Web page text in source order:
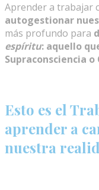
Aprender a trabajar
autogestionar
más profundo para
espíritu: aquello
Supraconsciencia
Esto es el
aprender a
nuestra